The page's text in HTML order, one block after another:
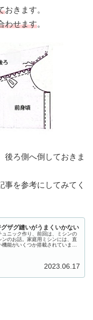
おきます。
わせます。
後ろ側へ倒しておきま
事を参考にしてみてく
グザグ縫いがうまくいかない
ュニック作り、前回は、ミシンの
のお話。家庭用ミシンには、直
能がいくつか搭載されていま
2023.06.17